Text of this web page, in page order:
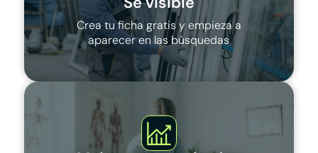
Crea tu ficha gratis y empieza a
aparecer en las búsquedas